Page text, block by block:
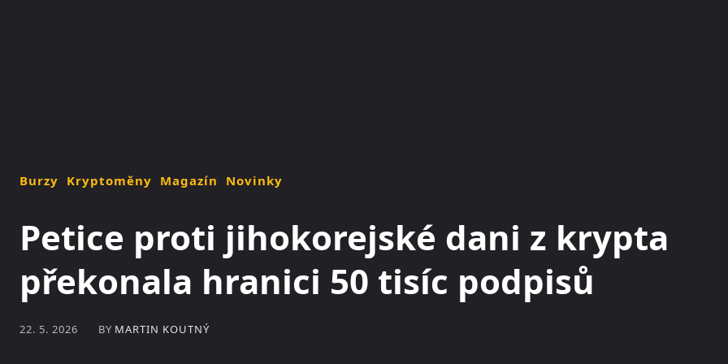
Burzy Kryptoměny Magazín Novinky
Petice proti jihokorejské dani z krypta
překonala hranici 50 tisíc podpisů
22. 5. 2026 BY MARTIN KOUTNÝ